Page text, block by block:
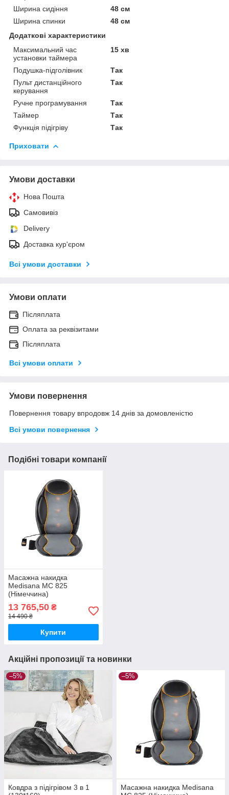
Ширина сидіння
48 см
Ширина спинки
48 см
Додаткові характеристики
Максимальний час
установки таймера
15 хв
Подушка-підголівник
Так
Пульт дистанційного
керування
Так
Ручне програмування
Так
Таймер
Так
Функція підігріву
Так
Приховати
Умови доставки
Нова Пошта
Самовивіз
Delivery
Доставка кур'єром
Всі умови доставки
Умови оплати
Післяплата
Оплата за реквізитами
Післяплата
Всі умови оплати
Умови повернення
Повернення товару впродовж 14 днів за домовленістю
Всі умови повернення
Подібні товари компанії
Масажна накидка
Medisana MC 825
(Німеччина)
13 765,50 ₴
14 490 ₴
Купити
Акційні пропозиції та новинки
–5%
Ковдра з підігрівом 3 в 1
–5%
Масажна накидка Medisana